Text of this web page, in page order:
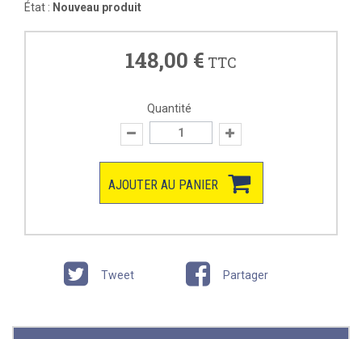
État : Nouveau produit
148,00 € TTC
Quantité
AJOUTER AU PANIER
Tweet Partager